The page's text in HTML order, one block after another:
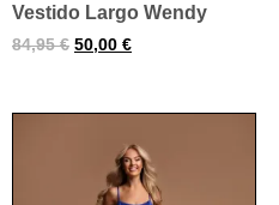
Vestido Largo Wendy
84,95€ 50,00 €